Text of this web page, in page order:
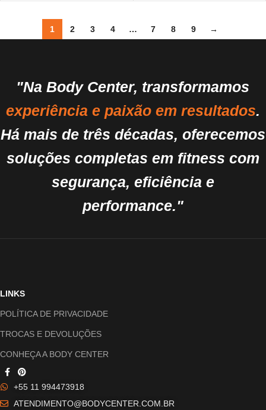
1 2 3 4 … 7 8 9 →
"Na Body Center, transformamos
experiência e paixão em resultados.
Há mais de três décadas, oferecemos
soluções completas em fitness com
segurança, eficiência e
performance."
LINKS
POLÍTICA DE PRIVACIDADE
TROCAS E DEVOLUÇÕES
CONHEÇA A BODY CENTER
+55 11 994473918
ATENDIMENTO@BODYCENTER.COM.BR